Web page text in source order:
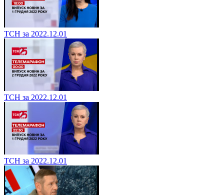
ТСН за 2022.12.01
ТСН за 2022.12.01
ТСН за 2022.12.01